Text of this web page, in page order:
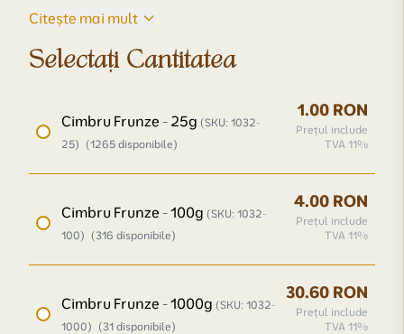
Citește mai mult
Selectați Cantitatea
Cimbru Frunze - 25g (SKU: 1032-
25) (1265 disponibile)
1.00 RON
Prețul include
TVA 11%
Cimbru Frunze - 100g (SKU: 1032-
100) (316 disponibile)
4.00 RON
Prețul include
TVA 11%
Cimbru Frunze - 1000g (SKU: 1032-
1000) (31 disponibile)
30.60 RON
Prețul include
TVA 11%